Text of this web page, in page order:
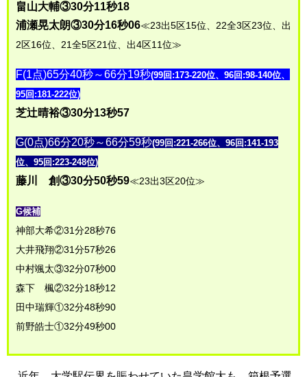
畠山大輔③30分11秒18
浦瀬晃太朗③30分16秒06≪23出5区15位、22全3区23位、出
2区16位、21全5区21位、出4区11位≫
F(1点)65分40秒～66分19秒(99回:173-220位、96回:98-140位、
95回:181-222位)
芝辻晴裕③30分13秒57
G(0点)66分20秒～66分59秒(99回:221-266位、96回:141-193
位、95回:223-248位)
藤川 創③30分50秒59≪23出3区20位≫
G候補
神部大希②31分28秒76
大井飛翔②31分57秒26
中村颯太③32分07秒00
森下 楓②32分18秒12
田中瑞輝①32分48秒90
前野皓士①32分49秒00